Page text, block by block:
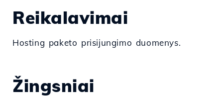
Reikalavimai
Hosting paketo prisijungimo duomenys.
Žingsniai